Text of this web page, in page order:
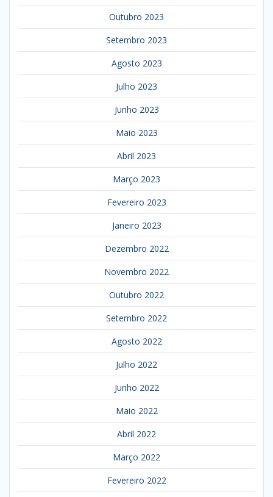
Outubro 2023
Setembro 2023
Agosto 2023
Julho 2023
Junho 2023
Maio 2023
Abril 2023
Março 2023
Fevereiro 2023
Janeiro 2023
Dezembro 2022
Novembro 2022
Outubro 2022
Setembro 2022
Agosto 2022
Julho 2022
Junho 2022
Maio 2022
Abril 2022
Março 2022
Fevereiro 2022